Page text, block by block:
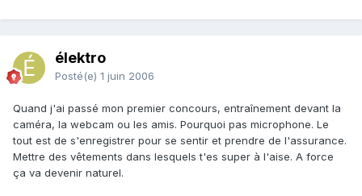
élektro
Posté(e) 1 juin 2006
Quand j'ai passé mon premier concours, entraînement devant la
caméra, la webcam ou les amis. Pourquoi pas microphone. Le
tout est de s'enregistrer pour se sentir et prendre de l'assurance.
Mettre des vêtements dans lesquels t'es super à l'aise. A force
ça va devenir naturel.